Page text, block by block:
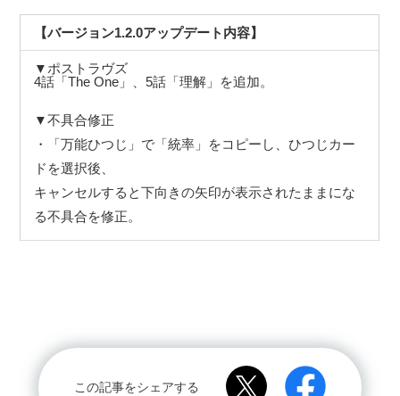
【バージョン1.2.0アップデート内容】
▼ポストラヴズ
4話「The One」、5話「理解」を追加。
▼不具合修正
・「万能ひつじ」で「統率」をコピーし、ひつじカー
ドを選択後、
キャンセルすると下向きの矢印が表示されたままにな
る不具合を修正。
この記事をシェアする